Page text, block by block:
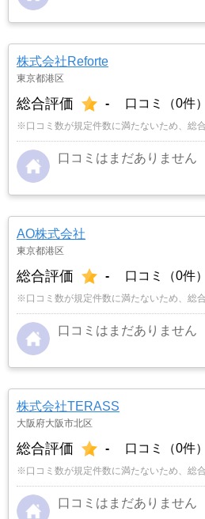
株式会社Reforte
東京都港区
総合評価 - 口コミ（0件）
※口コミ数が規定件数に満たないため、総
口コミはまだありません
AO株式会社
東京都港区
総合評価 - 口コミ（0件）
※口コミ数が規定件数に満たないため、総
口コミはまだありません
株式会社TERASS
大阪府大阪市北区
総合評価 - 口コミ（0件）
※口コミ数が規定件数に満たないため、総
口コミはまだありません